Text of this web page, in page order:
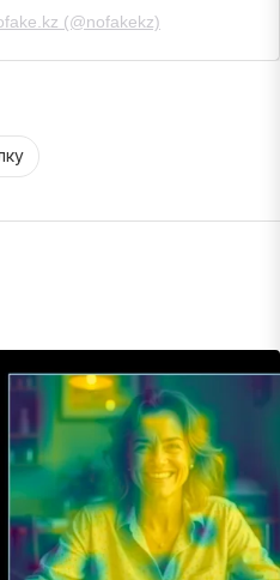
(@nofakekz)